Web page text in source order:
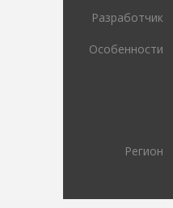
Разработчик
Особенности
Регион